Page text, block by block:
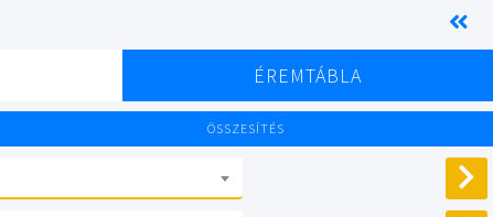
ÉREMTÁBLA
ÖSSZESÍTÉS